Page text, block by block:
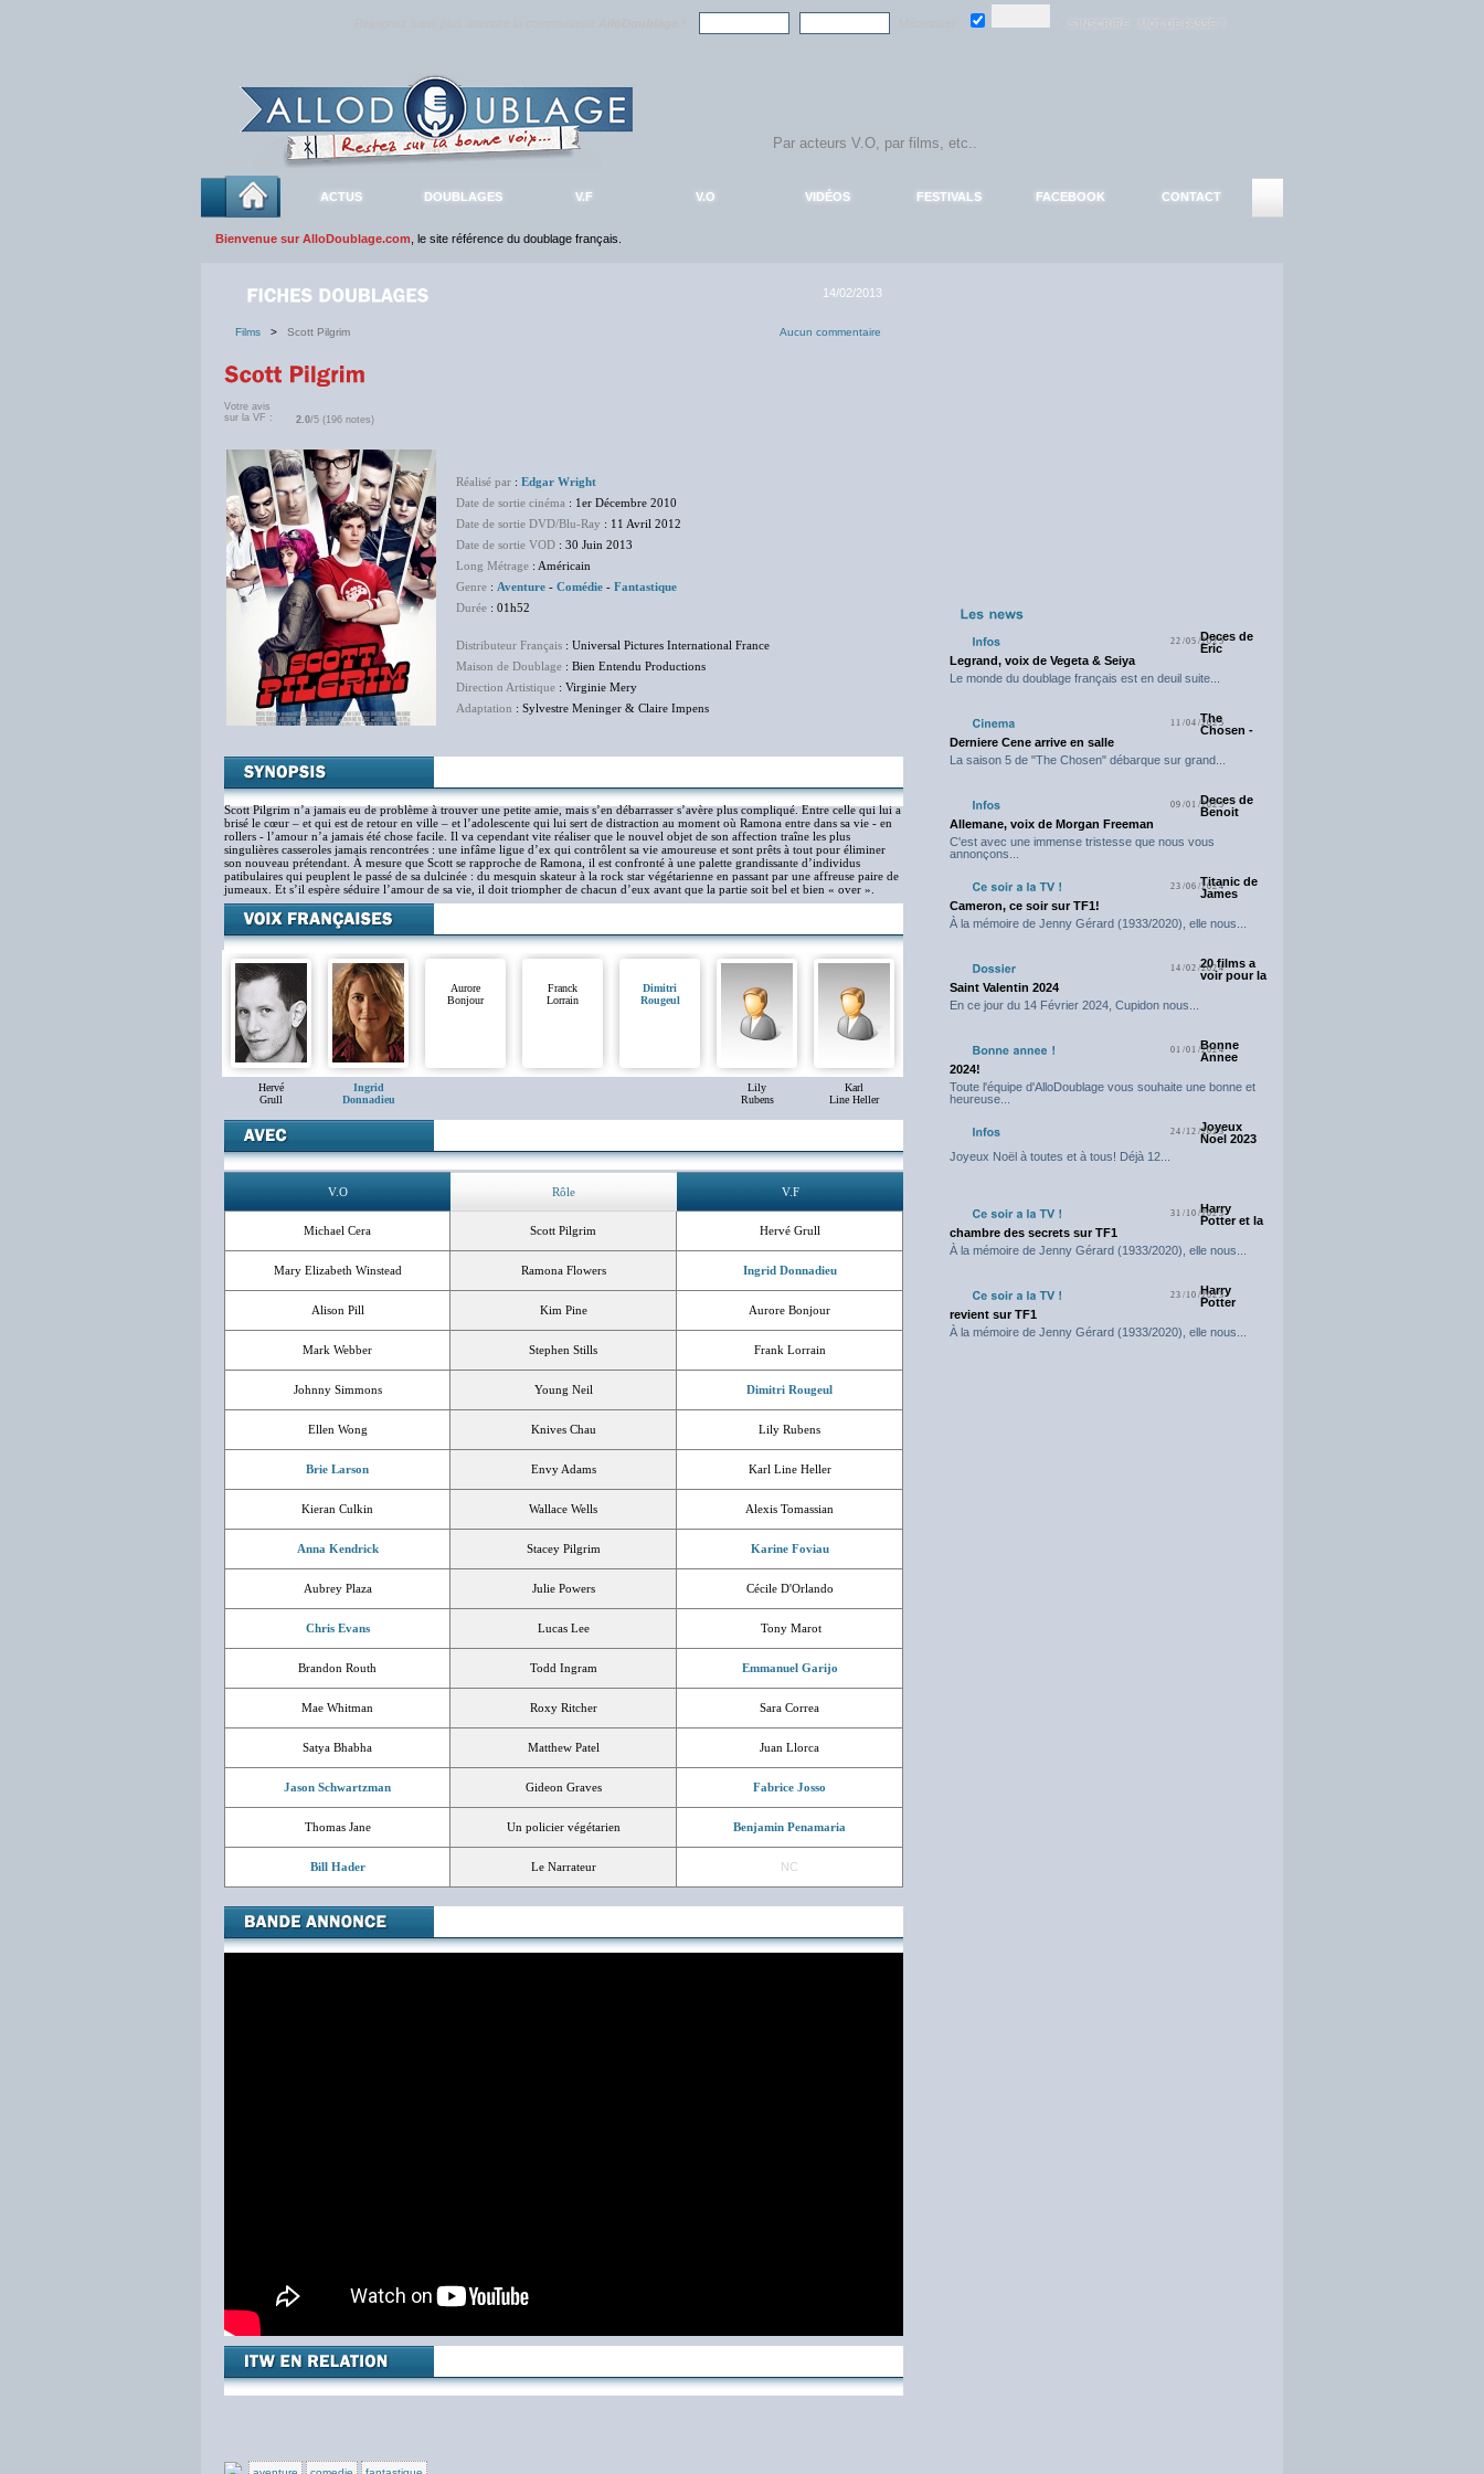
ACTUS DOUBLAGES V.F V.O VIDÉOS FESTIVALS FACEBOOK CONTACT
Bienvenue sur AlloDoublage.com , le site référence du doublage français.
14/02/2013
Films > Scott Pilgrim Aucun commentaire
Votre avis
sur la VF :
2.0/5 (196 notes)
Réalisé par : Edgar Wright
Date de sortie cinéma : 1er Décembre 2010
Date de sortie DVD/Blu-Ray : 11 Avril 2012
Date de sortie VOD : 30 Juin 2013
Long Métrage : Américain
Genre : Aventure - Comédie - Fantastique
Durée : 01h52
Distributeur Français : Universal Pictures International France
Maison de Doublage : Bien Entendu Productions
Direction Artistique : Virginie Mery
Adaptation : Sylvestre Meninger & Claire Impens
Scott Pilgrim n’a jamais eu de problème à trouver une petite amie, mais s’en débarrasser s’avère plus compliqué. Entre celle qui lui a
brisé le cœur – et qui est de retour en ville – et l’adolescente qui lui sert de distraction au moment où Ramona entre dans sa vie - en
rollers - l’amour n’a jamais été chose facile. Il va cependant vite réaliser que le nouvel objet de son affection traîne les plus
singulières casseroles jamais rencontrées : une infâme ligue d’ex qui contrôlent sa vie amoureuse et sont prêts à tout pour éliminer
son nouveau prétendant. À mesure que Scott se rapproche de Ramona, il est confronté à une palette grandissante d’individus
patibulaires qui peuplent le passé de sa dulcinée : du mesquin skateur à la rock star végétarienne en passant par une affreuse paire de
jumeaux. Et s’il espère séduire l’amour de sa vie, il doit triompher de chacun d’eux avant que la partie soit bel et bien « over ».
Hervé
Grull
Ingrid
Donnadieu
Aurore
Bonjour
Franck
Lorrain
Dimitri
Rougeul
Lily
Rubens
Karl
Line Heller
V.O Rôle V.F
Michael Cera Scott Pilgrim Hervé Grull
Mary Elizabeth Winstead Ramona Flowers Ingrid Donnadieu
Alison Pill Kim Pine Aurore Bonjour
Mark Webber Stephen Stills Frank Lorrain
Johnny Simmons Young Neil Dimitri Rougeul
Ellen Wong Knives Chau Lily Rubens
Brie Larson Envy Adams Karl Line Heller
Kieran Culkin Wallace Wells Alexis Tomassian
Anna Kendrick Stacey Pilgrim Karine Foviau
Aubrey Plaza Julie Powers Cécile D'Orlando
Chris Evans Lucas Lee Tony Marot
Brandon Routh Todd Ingram Emmanuel Garijo
Mae Whitman Roxy Ritcher Sara Correa
Satya Bhabha Matthew Patel Juan Llorca
Jason Schwartzman Gideon Graves Fabrice Josso
Thomas Jane Un policier végétarien Benjamin Penamaria
Bill Hader Le Narrateur NC
22/05/2025Deces de
Eric
Legrand, voix de Vegeta & Seiya
Le monde du doublage français est en deuil suite...
11/04/2025
The
Chosen -
Derniere Cene arrive en salle
La saison 5 de "The Chosen" débarque sur grand...
09/01/2025Deces de
Benoit
Allemane, voix de Morgan Freeman
C'est avec une immense tristesse que nous vous
annonçons...
23/06/2024Titanic de
James
Cameron, ce soir sur TF1!
À la mémoire de Jenny Gérard (1933/2020), elle nous...
14/02/202420 films a
voir pour la
Saint Valentin 2024
En ce jour du 14 Février 2024, Cupidon nous...
01/01/2024
Bonne
Annee
2024!
Toute l'équipe d'AlloDoublage vous souhaite une bonne et
heureuse...
24/12/2023
Joyeux
Noel 2023
Joyeux Noël à toutes et à tous! Déjà 12...
31/10/2023
Harry
Potter et la
chambre des secrets sur TF1
À la mémoire de Jenny Gérard (1933/2020), elle nous...
23/10/2023
Harry
Potter
revient sur TF1
À la mémoire de Jenny Gérard (1933/2020), elle nous...